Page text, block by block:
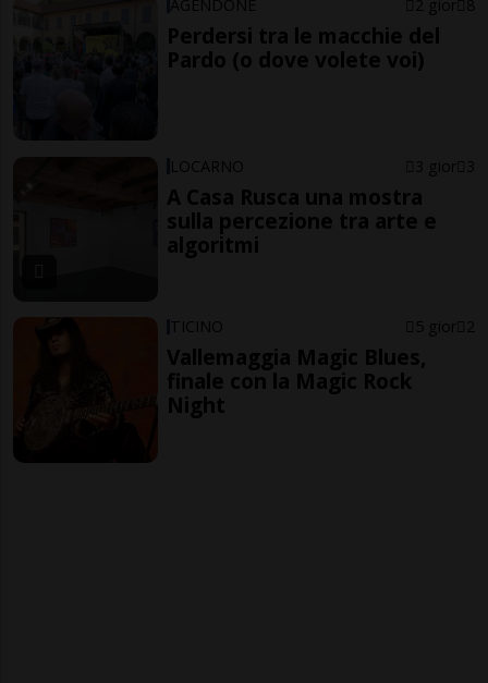
AGENDONE 2 gior 8
Perdersi tra le macchie del
Pardo (o dove volete voi)
LOCARNO 3 gior 3
A Casa Rusca una mostra
sulla percezione tra arte e
algoritmi
TICINO 5 gior 2
Vallemaggia Magic Blues,
finale con la Magic Rock
Night